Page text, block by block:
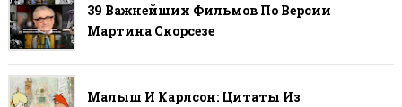
39 Важнейших Фильмов По Версии
Мартина Скорсезе
Малыш И Карлсон: Цитаты Из